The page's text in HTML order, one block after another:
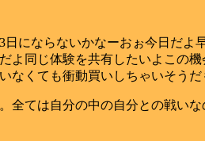
にならないかなーおぉ今日だよ
同じ体験を共有したいよこの
くても衝動買いしちゃいそうだ
ては自分の中の自分との戦いな